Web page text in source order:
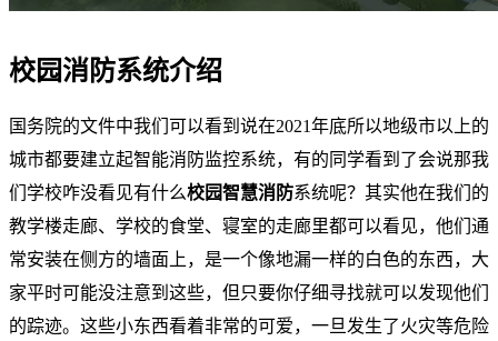
校园消防系统介绍
国务院的文件中我们可以看到说在2021年底所以地级市以上的
城市都要建立起智能消防监控系统，有的同学看到了会说那我
们学校咋没看见有什么校园智慧消防系统呢？其实他在我们的
教学楼走廊、学校的食堂、寝室的走廊里都可以看见，他们通
常安装在侧方的墙面上，是一个像地漏一样的白色的东西，大
家平时可能没注意到这些，但只要你仔细寻找就可以发现他们
的踪迹。这些小东西看着非常的可爱，一旦发生了火灾等危险